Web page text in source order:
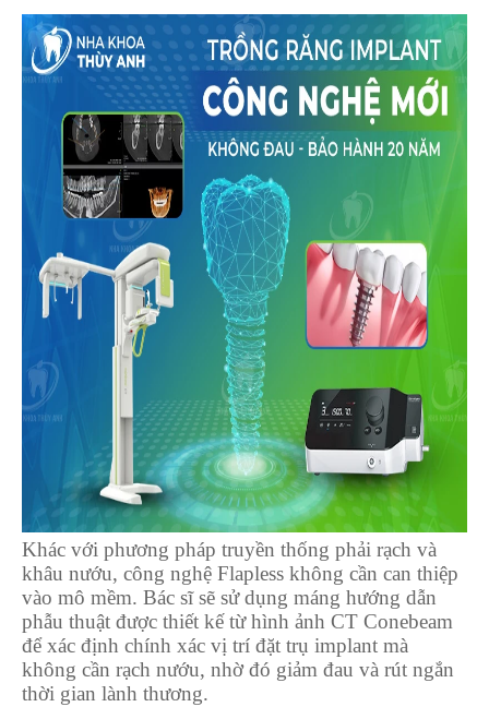
Khác với phương pháp truyền thống phải rạch và
khâu nướu, công nghệ Flapless không cần can thiệp
vào mô mềm. Bác sĩ sẽ sử dụng máng hướng dẫn
phẫu thuật được thiết kế từ hình ảnh CT Conebeam
để xác định chính xác vị trí đặt trụ implant mà
không cần rạch nướu, nhờ đó giảm đau và rút ngắn
thời gian lành thương.